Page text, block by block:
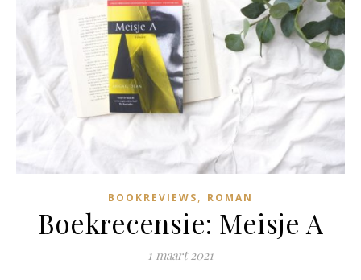
BOOKREVIEWS, ROMAN
Boekrecensie: Meisje A
1 maart 2021